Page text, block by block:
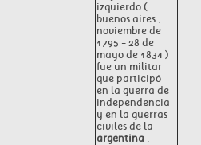
izquierdo (
buenos aires ,
noviembre de
1795 - 28 de
mayo de 1834 )
fue un militar
que participó
en la guerra de
independencia
y en la guerras
civiles de la
argentina .